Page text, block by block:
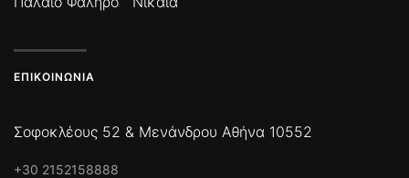
ΕΠΙΚΟΙΝΩΝΊΑ
Σοφοκλέους 52 & Μενάνδρου Αθήνα 10552
+30 2152158888